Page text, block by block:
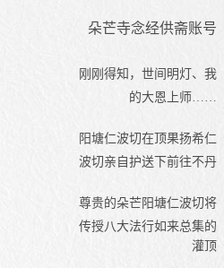
朵芒寺念经供斋账号
刚刚得知，世间明灯、我
的大恩上师……
阳塘仁波切在顶果扬希仁
波切亲自护送下前往不丹
尊贵的朵芒阳塘仁波切将
传授八大法行如来总集的
灌顶